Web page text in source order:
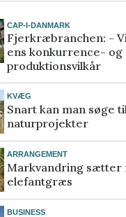
CAP-I-DANMARK
Fjerkræbranchen: -
ens konkurrence- og
produktionsvilkår
KVÆG
Snart kan man søge
naturprojekter
ARRANGEMENT
Markvandring sætter
elefantgræs
BUSINESS